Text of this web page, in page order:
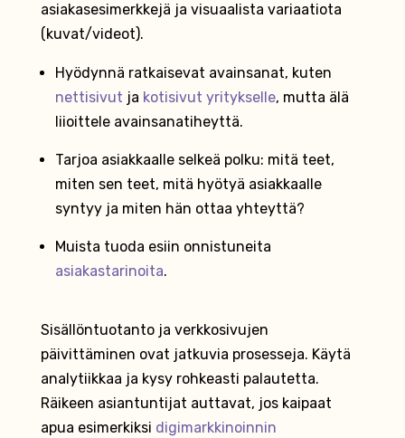
asiakasesimerkkejä ja visuaalista variaatiota
(kuvat/videot).
Hyödynnä ratkaisevat avainsanat, kuten
nettisivut ja kotisivut yritykselle, mutta älä
liioittele avainsanatiheyttä.
Tarjoa asiakkaalle selkeä polku: mitä teet,
miten sen teet, mitä hyötyä asiakkaalle
syntyy ja miten hän ottaa yhteyttä?
Muista tuoda esiin onnistuneita
asiakastarinoita.
Sisällöntuotanto ja verkkosivujen
päivittäminen ovat jatkuvia prosesseja. Käytä
analytiikkaa ja kysy rohkeasti palautetta.
Räikeen asiantuntijat auttavat, jos kaipaat
apua esimerkiksi digimarkkinoinnin